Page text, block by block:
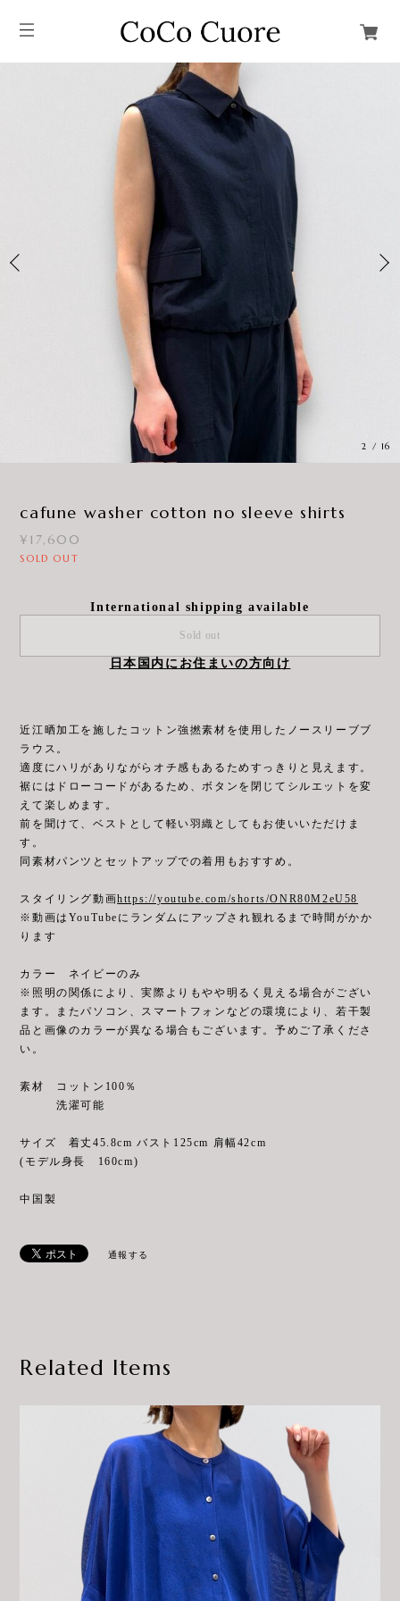
2 / 16
cafune washer cotton no sleeve shirts
¥17,600
SOLD OUT
International shipping available
Sold out
日本国内にお住まいの方向け
近江晒加⼯を施したコットン強撚素材を使⽤したノースリーブブ
ラウス。
適度にハリがありながらオチ感もあるためすっきりと⾒えます。
裾にはドローコードがあるため、ボタンを閉じてシルエットを変
えて楽しめます。
前を聞けて、ベストとして軽い⽻織としてもお使いいただけま
す。
同素材パンツとセットアップでの着⽤もおすすめ。
スタイリング動画https://youtube.com/shorts/ONR80M2eU58
※動画はYouTubeにランダムにアップされ観れるまで時間がかか
ります
カラー ネイビーのみ
※照明の関係により、実際よりもやや明るく見える場合がござい
ます。またパソコン、スマートフォンなどの環境により、若干製
品と画像のカラーが異なる場合もございます。予めご了承くださ
い。
素材 コットン100％
洗濯可能
サイズ 着丈45.8cm バスト125cm 肩幅42cm
(モデル身長 160cm)
中国製
通報する
Related Items